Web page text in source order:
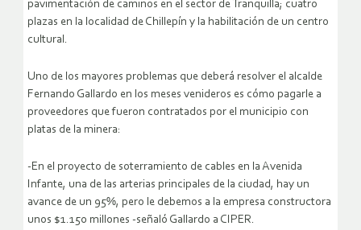
pavimentación de caminos en el sector de Tranquilla; cuatro
plazas en la localidad de Chillepín y la habilitación de un centro
cultural.
Uno de los mayores problemas que deberá resolver el alcalde
Fernando Gallardo en los meses venideros es cómo pagarle a
proveedores que fueron contratados por el municipio con
platas de la minera:
-En el proyecto de soterramiento de cables en la Avenida
Infante, una de las arterias principales de la ciudad, hay un
avance de un 95%, pero le debemos a la empresa constructora
unos $1.150 millones -señaló Gallardo a CIPER.